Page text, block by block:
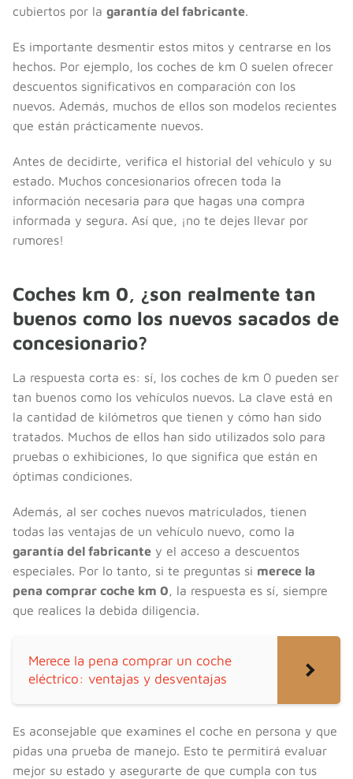
cubiertos por la garantía del fabricante.
Es importante desmentir estos mitos y centrarse en los
hechos. Por ejemplo, los coches de km 0 suelen ofrecer
descuentos significativos en comparación con los
nuevos. Además, muchos de ellos son modelos recientes
que están prácticamente nuevos.
Antes de decidirte, verifica el historial del vehículo y su
estado. Muchos concesionarios ofrecen toda la
información necesaria para que hagas una compra
informada y segura. Así que, ¡no te dejes llevar por
rumores!
Coches km 0, ¿son realmente tan
buenos como los nuevos sacados de
concesionario?
La respuesta corta es: sí, los coches de km 0 pueden ser
tan buenos como los vehículos nuevos. La clave está en
la cantidad de kilómetros que tienen y cómo han sido
tratados. Muchos de ellos han sido utilizados solo para
pruebas o exhibiciones, lo que significa que están en
óptimas condiciones.
Además, al ser coches nuevos matriculados, tienen
todas las ventajas de un vehículo nuevo, como la
garantía del fabricante y el acceso a descuentos
especiales. Por lo tanto, si te preguntas si merece la
pena comprar coche km 0, la respuesta es sí, siempre
que realices la debida diligencia.
Merece la pena comprar un coche
eléctrico: ventajas y desventajas
Es aconsejable que examines el coche en persona y que
pidas una prueba de manejo. Esto te permitirá evaluar
mejor su estado y asegurarte de que cumpla con tus